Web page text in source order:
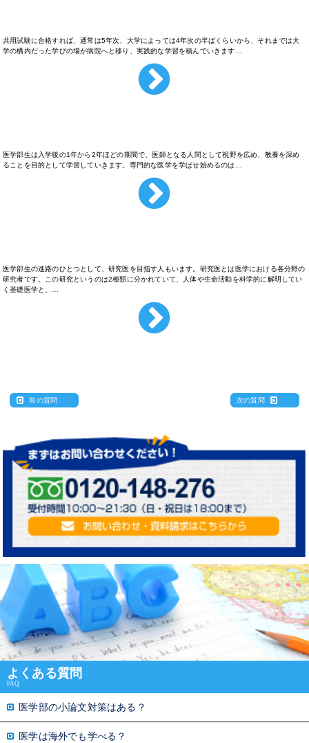
共用試験に合格すれば、通常は5年次、大学によっては4年次の半ばくらいから、それまでは大
学の構内だった学びの場が病院へと移り、実践的な学習を積んでいきます…
医学部生は入学後の1年から2年ほどの期間で、医師となる人間として視野を広め、教養を深め
ることを目的として学習していきます。専門的な医学を学ばせ始めるのは…
医学部生の進路のひとつとして、研究医を目指す人もいます。研究医とは医学における各分野の
研究者です。この研究というのは2種類に分かれていて、人体や生命活動を科学的に解明してい
く基礎医学と、…
前の質問 次の質問
よくある質問
FAQ
医学部の小論文対策はある？
医学は海外でも学べる？